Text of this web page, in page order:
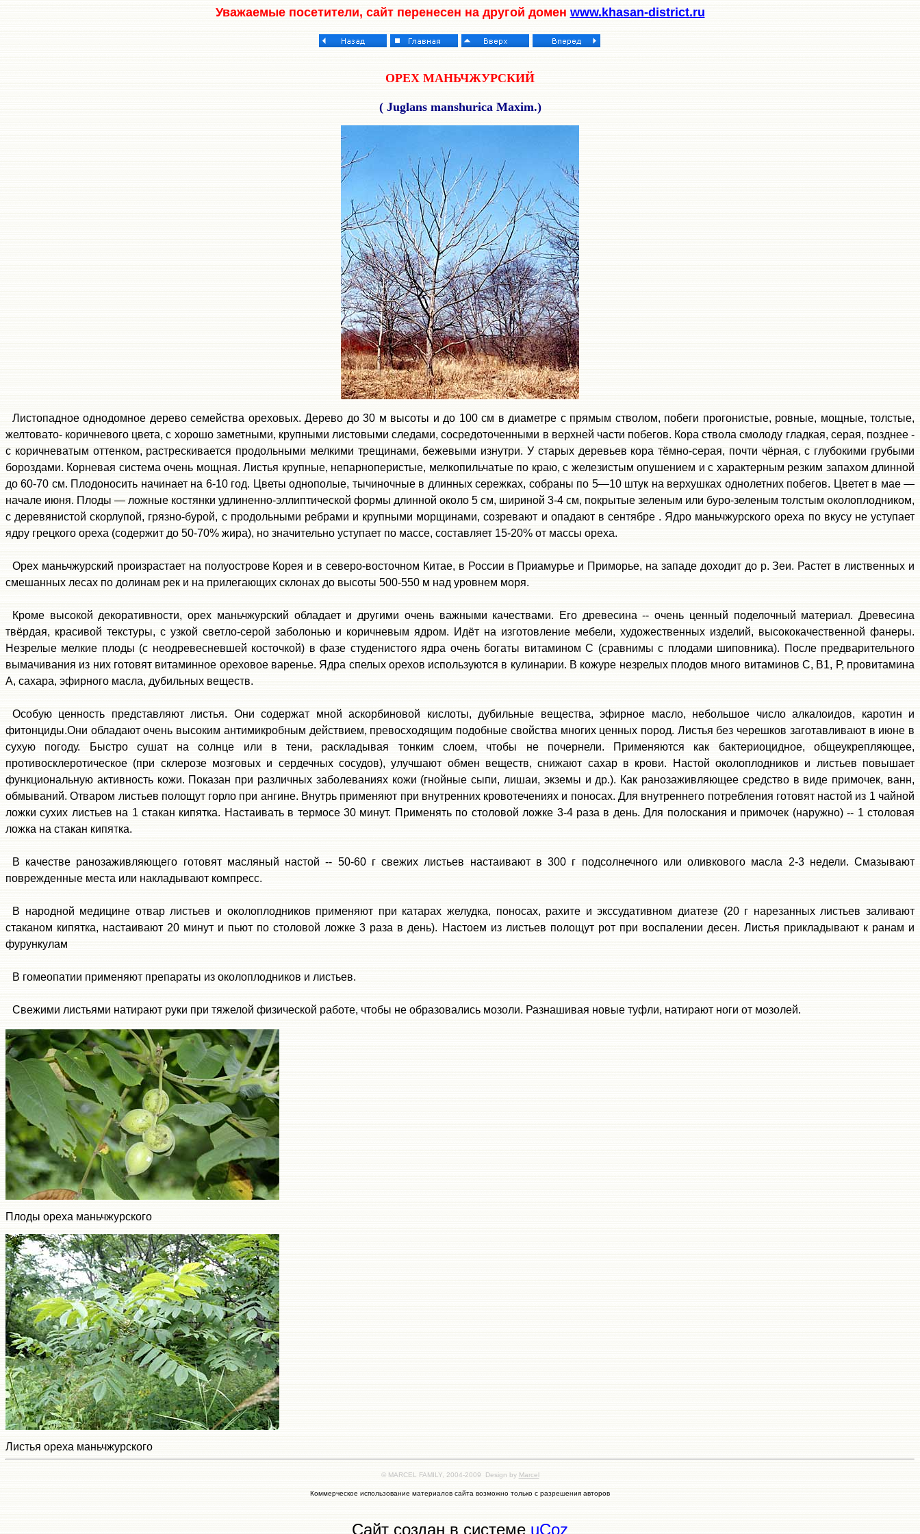
Уважаемые посетители, сайт перенесен на другой домен www.khasan-district.ru
ОРЕХ МАНЬЧЖУРСКИЙ
( Juglansmanshurica Maxim.)
Л истопадное однодомное дерево семейства ореховых.Дерево до30 м высоты и до 100 см в диаметре с прямым стволом, побеги прогонистые, ровные, мощные, толстые,
желтовато- коричневого цвета, с хорошо заметными, крупными листовыми следами, сосредоточенными в верхней части побегов. Кора ствола смолоду гладкая, серая, позднее -
с коричневатым оттенком, растрескивается продольными мелкими трещинами, бежевыми изнутри. У старых деревьев кора тёмно-серая, почти чёрная, с глубокими грубыми
бороздами. Корневая система очень мощная.Листья крупные, непарноперистые, мелкопильчатые по краю, с железистым опушением и с характерным резким запахом длинной
до 60-70 см. Плодоносить начинает на 6-10 год. Цветы однополые, тычиночные в длинных сережках, собраны по 5—10 штук на верхушках однолетних побегов. Цветет в мае —
начале июня. Плоды — ложные костянки удлиненно-эллиптической формы длинной около 5 см, шириной 3-4 см, покрытые зеленым или буро-зеленым толстым околоплодником,
с деревянистой скорлупой, грязно-бурой, с продольными ребрами и крупными морщинами, созревают и опадают в сентябре . Ядро маньчжурского ореха по вкусу не уступает
ядру грецкого ореха (содержит до 50-70% жира), но значительно уступает по массе, составляет 15-20% от массы ореха.
Орех маньчжурский npoизрастает на полуострове Корея и в северо-восточном Китае, в России в Приамурье и Приморье, на западе доходит до р. Зеи. Растет в лиственных и
смешанных лесах по долинам рек и на прилегающих склонах до высоты 500-550 м над уровнем моря.
Кроме высокой декоративности, орех маньчжурский обладает и другими очень важными качествами. Его древесина -- очень ценный поделочный материал. Древесина
твёрдая, красивой текстуры, с узкой светло-серой заболонью и коричневым ядром. Идёт на изготовление мебели, художественных изделий, высококачественной фанеры.
Незрелые мелкие плоды (с неодревесневшей косточкой) в фазе студенистого ядра очень богаты витамином С (сравнимы с плодами шиповника). После предварительного
вымачивания из них готовят витаминное ореховое варенье. Ядра спелых орехов используются в кулинарии. В кожуре незрелых плодов много витаминов С, В1, Р, провитамина
А, сахара, эфирного масла, дубильных веществ.
Особую ценность представляют листья. Они содержат мной аскорбиновой кислоты, дубильные вещества, эфирное масло, небольшое число алкалоидов, каротин и
фитонциды.Они обладают очень высоким антимикробным действием, превосходящим подобные свойства многих ценных пород. Листья без черешков заготавливают в июне в
сухую погоду. Быстро сушат на солнце или в тени, раскладывая тонким слоем, чтобы не почернели. Применяются как бактериоцидное, общеукрепляющее,
противосклеротическое (при склерозе мозговых и сердечных сосудов), улучшают обмен веществ, снижают сахар в крови. Настой околоплодников и листьев повышает
функциональную активность кожи. Показан при различных заболеваниях кожи (гнойные сыпи, лишаи, экземы и др.). Как ранозаживляющее средство в виде примочек, ванн,
обмываний. Отваром листьев полощут горло при ангине. Внутрь применяют при внутренних кровотечениях и поносах. Для внутреннего потребления готовят настой из 1 чайной
ложки сухих листьев на 1 стакан кипятка. Настаивать в термосе 30 минут. Применять по столовой ложке 3-4 раза в день. Для полоскания и примочек (наружно) -- 1 столовая
ложка на стакан кипятка.
В качестве ранозаживляющего готовят масляный настой -- 50-60 г свежих листьев настаивают в 300 г подсолнечного или оливкового масла 2-3 недели. Смазывают
поврежденные места или накладывают компресс.
В народной медицине отвар листьев и околоплодников применяют при катарах желудка, поносах, рахите и экссудативном диатезе (20 г нарезанных листьев заливают
стаканом кипятка, настаивают 20 минут и пьют по столовой ложке 3 раза в день). Настоем из листьев полощут рот при воспалении десен. Листья прикладывают к ранам и
фурункулам
В гомеопатии применяют препараты из околоплодников и листьев.
Свежими листьями натирают руки при тяжелой физической работе, чтобы не образовались мозоли. Разнашивая новые туфли, натирают ноги от мозолей.
Плоды ореха маньчжурского
Листья ореха маньчжурского
© MARCEL FAMILY, 2004-2009 Design by Marcel
Коммерческое использование материалов сайта возможно только с разрешения авторов
Сайт создан в системе uCoz